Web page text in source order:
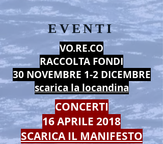
EVENTI
VO.RE.CO
RACCOLTA FONDI
30 NOVEMBRE 1-2 DICEMBRE
scarica la locandina
CONCERTI
16 APRILE 2018
SCARICA IL MANIFESTO